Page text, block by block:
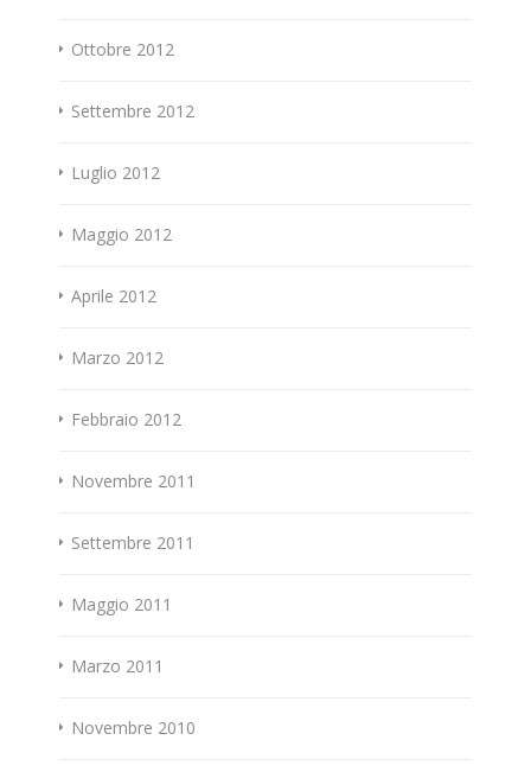
Ottobre 2012
Settembre 2012
Luglio 2012
Maggio 2012
Aprile 2012
Marzo 2012
Febbraio 2012
Novembre 2011
Settembre 2011
Maggio 2011
Marzo 2011
Novembre 2010